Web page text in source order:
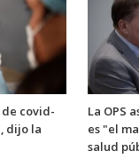
de covid-
dijo la
La OPS
es "el
salud